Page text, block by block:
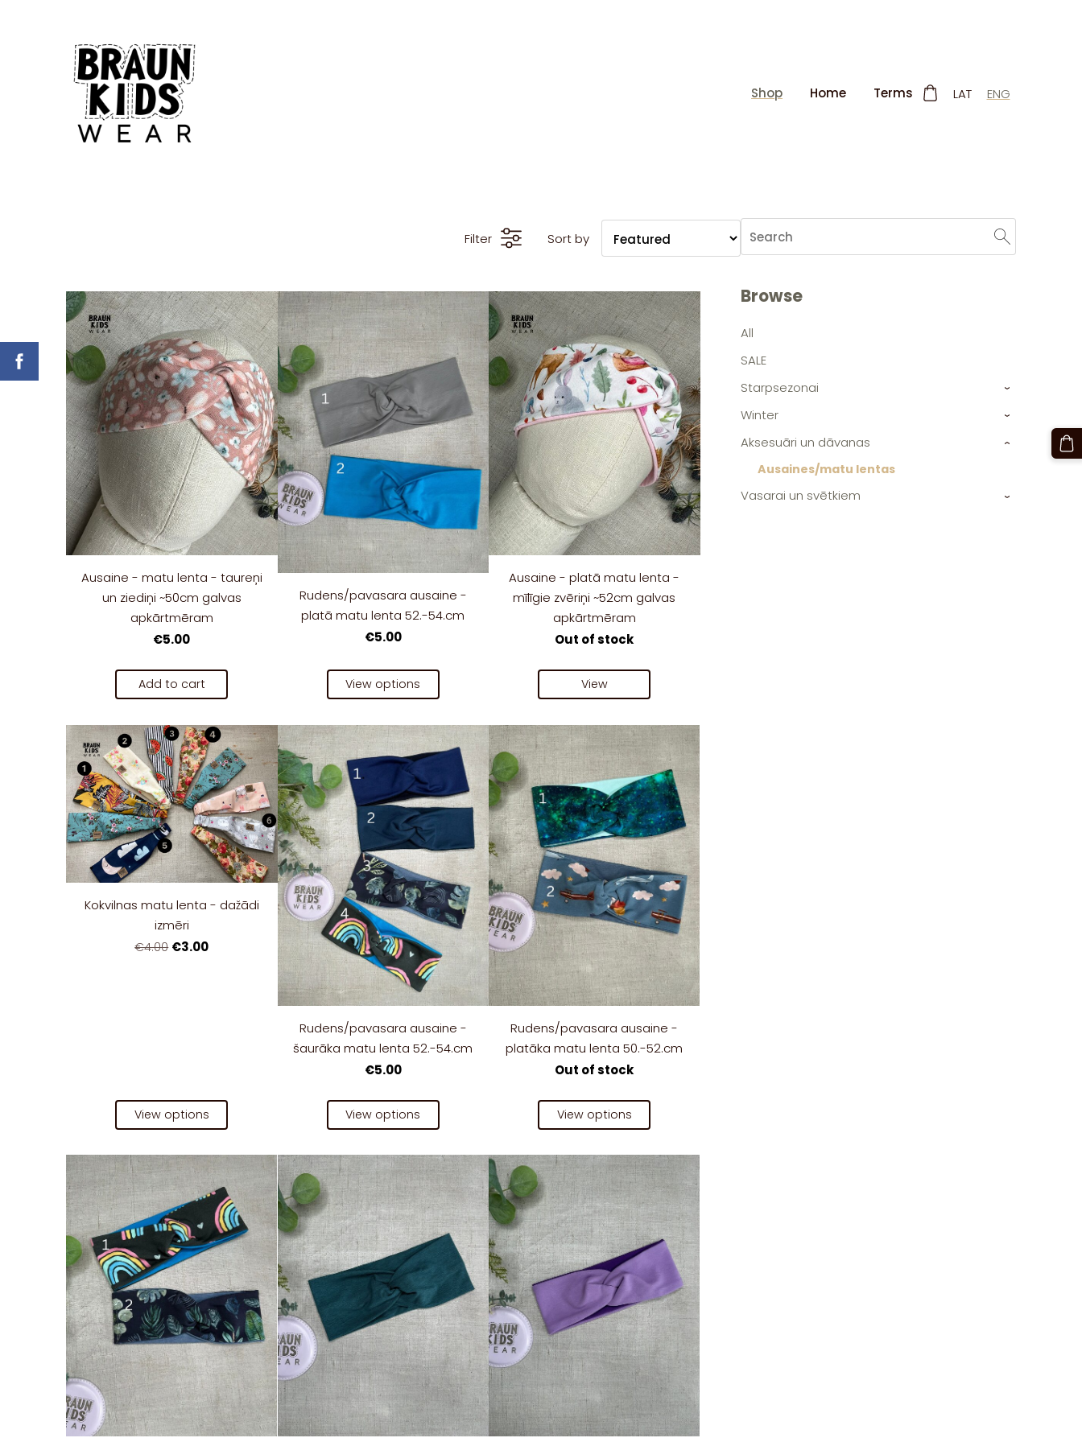
Shop Home Terms LAT ENG
Browse
All
SALE
Starpsezonai
›
Winter ›
Aksesuāri un dāvanas
Ausaines/matu lentas
›
Vasarai un svētkiem ›
Filter Sort by
Ausaine - matu lenta - taureņi
un ziediņi ~50cm galvas
apkārtmēram
€5.00
Add to cart
Rudens/pavasara ausaine -
platā matu lenta 52.-54.cm
€5.00
View options
Ausaine - platā matu lenta -
mīlīgie zvēriņi ~52cm galvas
apkārtmēram
Out of stock
View
Kokvilnas matu lenta - dažādi
izmēri
€4.00 €3.00
View options
Rudens/pavasara ausaine -
šaurāka matu lenta 52.-54.cm
€5.00
View options
Rudens/pavasara ausaine -
platāka matu lenta 50.-52.cm
Out of stock
View options